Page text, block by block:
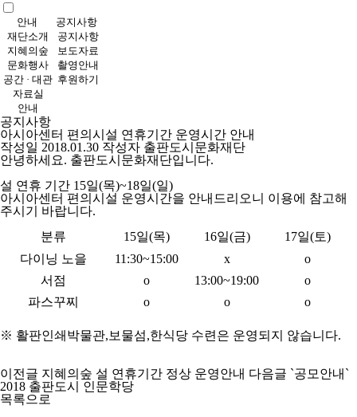
안내
재단소개
지혜의숲
문화행사
공간 · 대관
자료실
안내
공지사항
공지사항
보도자료
촬영안내
후원하기
공지사항
아시아센터 편의시설 연휴기간 운영시간 안내
작성일 2018.01.30 작성자 출판도시문화재단
안녕하세요. 출판도시문화재단입니다.
설 연휴 기간 15일(목)~18일(일)
아시아센터 편의시설 운영시간을 안내드리오니 이용에 참고해
주시기 바랍니다.
분류
15일(목) 16일(금)
17일(토)
다이닝 노을
11:30~15:00 x
o
서점
o 13:00~19:00
o
파스꾸찌
o o o
※ 활판인쇄박물관,보물섬,한식당 수련은 운영되지 않습니다.
이전글 지혜의숲 설 연휴기간 정상 운영안내 다음글 `공모안내`
2018 출판도시 인문학당
목록으로